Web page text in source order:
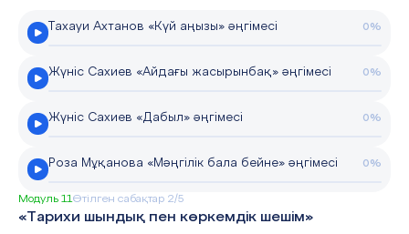
Тахауи Ахтанов «Күй аңызы» әңгімесі 0%
Жүніс Сахиев «Айдағы жасырынбақ» әңгімесі 0%
Жүніс Сахиев «Дабыл» әңгімесі 0%
Роза Мұқанова «Мәңгілік бала бейне» әңгімесі 0%
Модуль 11Өтілген сабақтар 2/5
«Тарихи шындық пен көркемдік шешім»